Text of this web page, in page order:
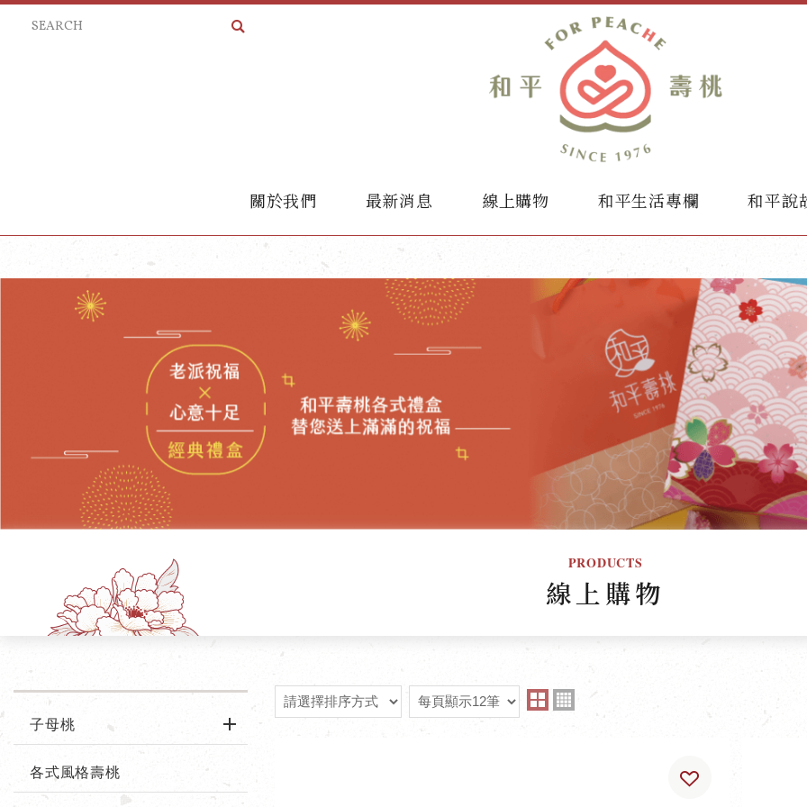
關於我們 最新消息 線上購物 和平生活專欄 和平說
PRODUCTS
線上購物
子母桃
各式風格壽桃